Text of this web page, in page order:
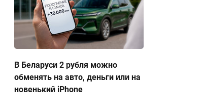
В Беларуси 2 рубля можно
обменять на авто, деньги или на
новенький iPhone